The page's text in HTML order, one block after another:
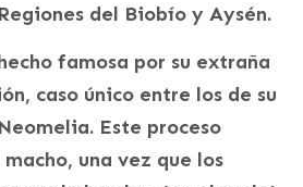
del Biobío y Aysén.
famosa por su extraña
caso único entre los de su
Este proceso
una vez que los